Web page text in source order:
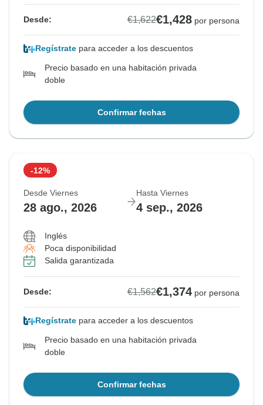
Desde: €1,622€1,428 por persona
Regístrate para acceder a los descuentos
Precio basado en una habitación privada
doble
Confirmar fechas
-12%
Desde Viernes
28 ago., 2026
Hasta Viernes
4 sep., 2026
Inglés
Poca disponibilidad
Salida garantizada
Desde: €1,562€1,374 por persona
Regístrate para acceder a los descuentos
Precio basado en una habitación privada
doble
Confirmar fechas